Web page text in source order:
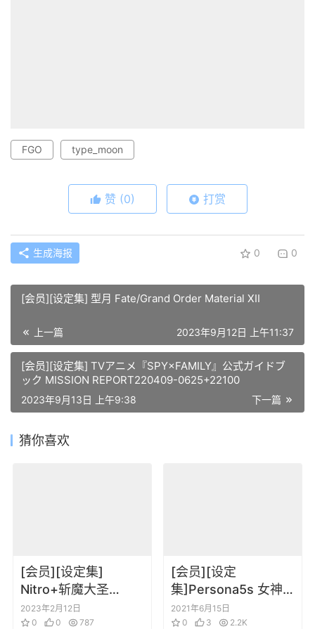
FGO type_moon
赞 (0) 打赏
生成海报 0 0
[会员][设定集] 型月 Fate/Grand Order Material XII
上一篇 2023年9月12日 上午11:37
[会员][设定集] TVアニメ『SPY×FAMILY』公式ガイドブ
ック MISSION REPORT220409-0625+22100
下一篇
2023年9月13日 上午9:38
猜你喜欢
[会员][设定集]
Nitro+斩魔大圣
Legitimate
Demonbane
2023年2月12日
0
0 787
[会员][设定
集]Persona5s 女神
异闻录P5S游戏角色
设定集特典画集
2021年6月15日
0
3 2.2K